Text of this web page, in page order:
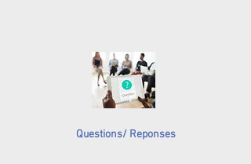
Questions/ Reponses